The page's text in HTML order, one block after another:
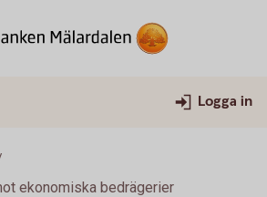
Logga in
ekonomiska bedrägerier